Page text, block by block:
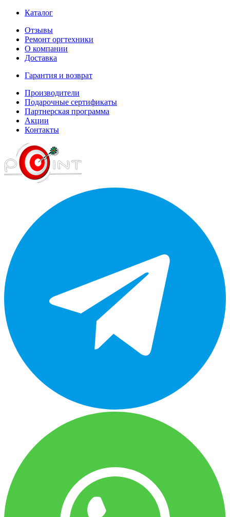
Каталог
Отзывы
Ремонт оргтехники
О компании
Доставка
Гарантия и возврат
Производители
Подарочные сертификаты
Партнерская программа
Акции
Контакты